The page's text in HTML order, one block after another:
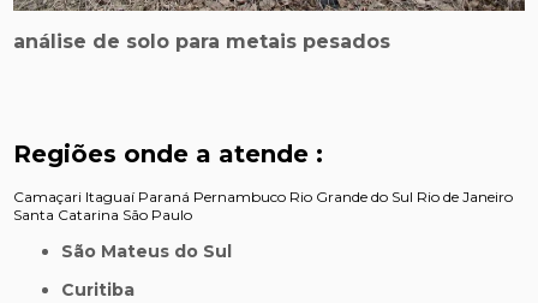
análise de solo para metais pesados
Regiões onde a atende :
Camaçari Itaguaí Paraná Pernambuco Rio Grande do Sul Rio de Janeiro
Santa Catarina São Paulo
São Mateus do Sul
Curitiba